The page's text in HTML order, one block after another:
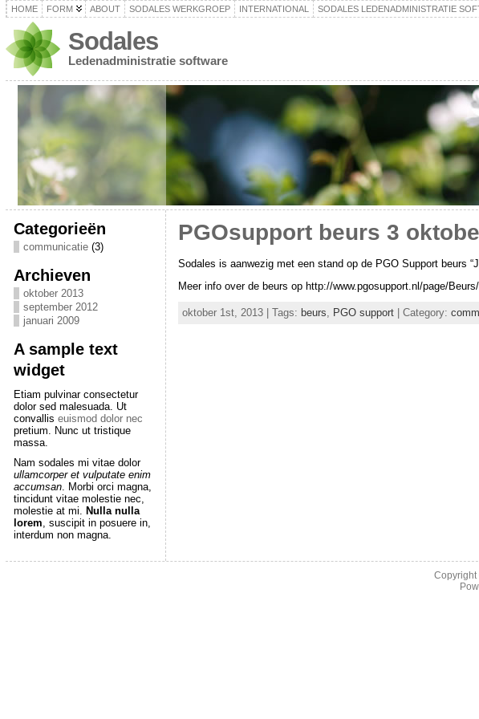
HOME FORM ABOUT SODALES WERKGROEP INTERNATIONAL SODALES LEDENADMINISTRATIE
Sodales
Ledenadministratie software
Categorieën
communicatie(3)
Archieven
oktober 2013
september 2012
januari 2009
A sample text
widget
Etiam pulvinar consectetur
dolor sed malesuada. Ut
convallis euismod dolor nec
pretium. Nunc ut tristique
massa.
Nam sodales mi vitae dolor
ullamcorper et vulputate enim
accumsan. Morbi orci magna,
tincidunt vitae molestie nec,
molestie at mi. Nulla nulla
lorem, suscipit in posuere in,
interdum non magna.
PGOsupport beurs 3
Sodales is aanwezig met een stand op de PGO Support beurs
Meer info over de beurs op http://www.pgosupport.nl/page/Beurs/
oktober 1st, 2013 | Tags: beurs, PGO support| Category: